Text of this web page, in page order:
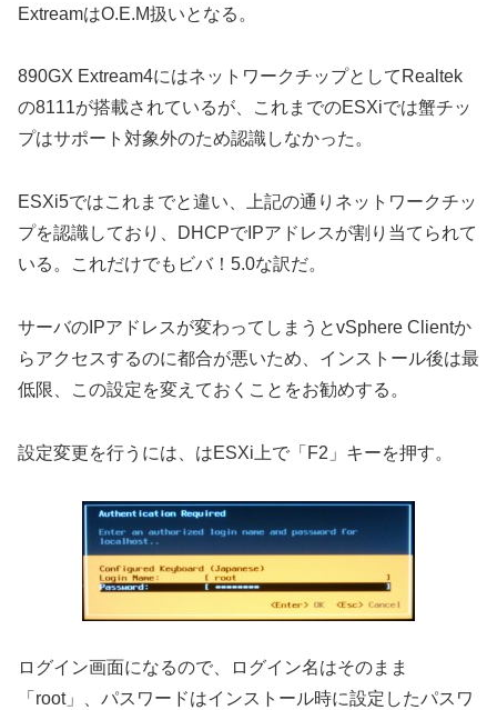
ExtreamはO.E.M扱いとなる。
890GX Extream4にはネットワークチップとしてRealtek
の8111が搭載されているが、これまでのESXiでは蟹チッ
プはサポート対象外のため認識しなかった。
ESXi5ではこれまでと違い、上記の通りネットワークチッ
プを認識しており、DHCPでIPアドレスが割り当てられて
いる。これだけでもビバ！5.0な訳だ。
サーバのIPアドレスが変わってしまうとvSphere Clientか
らアクセスするのに都合が悪いため、インストール後は最
低限、この設定を変えておくことをお勧めする。
設定変更を行うには、はESXi上で「F2」キーを押す。
ログイン画面になるので、ログイン名はそのまま
「root」、パスワードはインストール時に設定したパスワ